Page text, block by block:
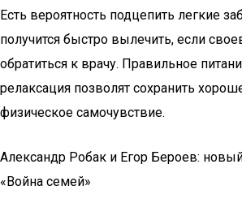
Есть вероятность подцепить легкие
получится быстро вылечить, если
обратиться к врачу. Правильное
релаксация позволят сохранить
физическое самочувствие.
Александр Робак и Егор Бероев:
«Война семей»